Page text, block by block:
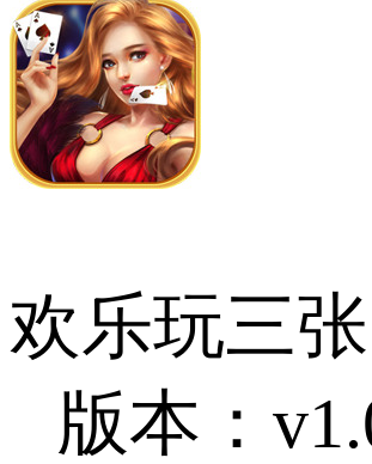
欢乐玩三张
版本：